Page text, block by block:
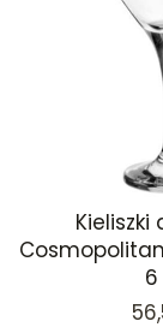
Kieliszki